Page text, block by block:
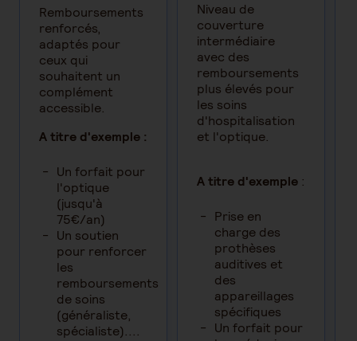
Remboursements
renforcés,
adaptés pour
ceux qui
souhaitent un
complément
accessible.
A titre d'exemple :
Un forfait pour
l'optique
(jusqu'à
75€/an)
Un soutien
pour renforcer
les
remboursements
de soins
(généraliste,
spécialiste)....
Niveau de
couverture
intermédiaire
avec des
remboursements
plus élevés pour
les soins
d'hospitalisation
et l'optique.
A titre d'exemple :
Prise en
charge des
prothèses
auditives et
des
appareillages
spécifiques
Un forfait pour